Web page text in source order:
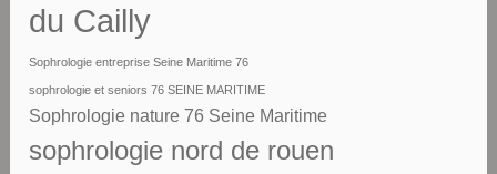
du Cailly
Sophrologie entreprise Seine Maritime 76
sophrologie et seniors 76 SEINE MARITIME
Sophrologie nature 76 Seine Maritime
sophrologie nord de rouen